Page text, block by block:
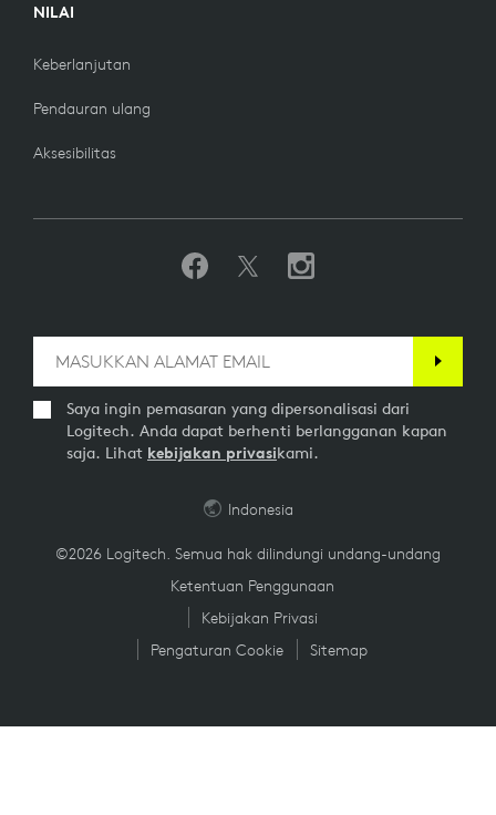
NILAI
Keberlanjutan
Pendauran ulang
Aksesibilitas
Saya ingin pemasaran yang dipersonalisasi dari
Logitech. Anda dapat berhenti berlangganan kapan
saja. Lihat kebijakan privasikami.
©2026 Logitech. Semua hak dilindungi undang-undang
Ketentuan Penggunaan
Kebijakan Privasi
Pengaturan Cookie
Sitemap
Indonesia